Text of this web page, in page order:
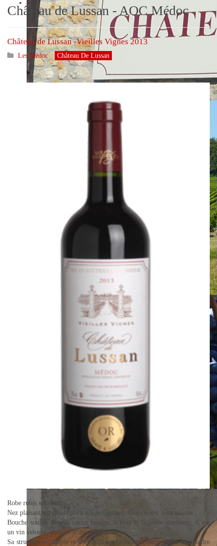
Château de Lussan
Château de Lussan
Château de Lussan
Grappes de Merlot avant vendanges
Château de Lussan - AOC Médoc
Château de Lussan -Vieilles Vignes 2013
Les Médoc Château De Lussan
Robe rubis soutenu.
Nez plaisant sur des fruits à noyau (cerise), fruits noirs, note toastée.
Bouche souple, ample, tanins fondus, le bois et la cerise dominent. C’est
un vin velouté, et riche d’arômes.
Sa structure est ample et ses tanins parfaitement fondus. Afin d’atteindre